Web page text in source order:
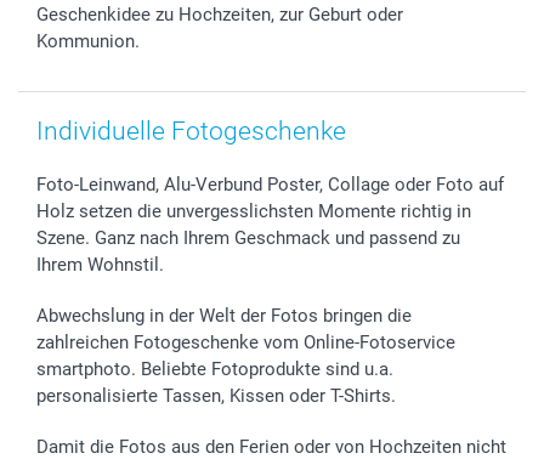
Geschenkidee zu Hochzeiten, zur Geburt oder
Kommunion.
Individuelle Fotogeschenke
Foto-Leinwand, Alu-Verbund Poster, Collage oder Foto auf
Holz setzen die unvergesslichsten Momente richtig in
Szene. Ganz nach Ihrem Geschmack und passend zu
Ihrem Wohnstil.
Abwechslung in der Welt der Fotos bringen die
zahlreichen Fotogeschenke vom Online-Fotoservice
smartphoto. Beliebte Fotoprodukte sind u.a.
personalisierte Tassen, Kissen oder T-Shirts.
Damit die Fotos aus den Ferien oder von Hochzeiten nicht